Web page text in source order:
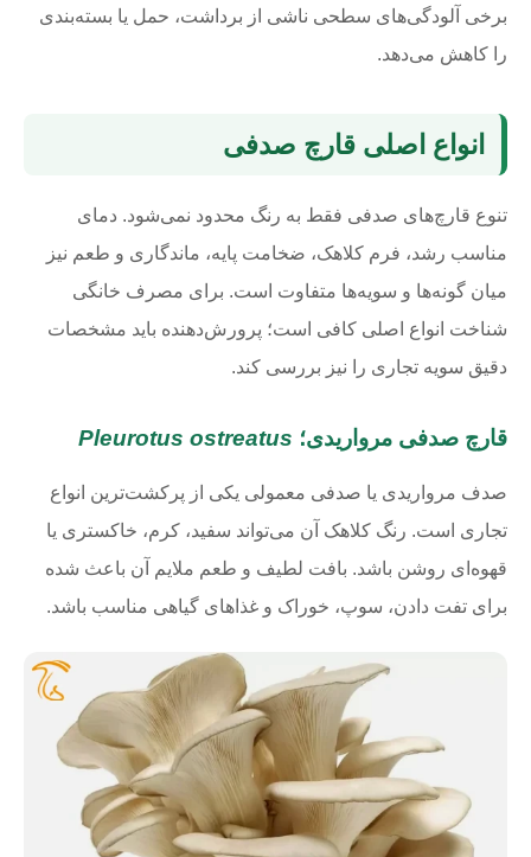
برخی آلودگی‌های سطحی ناشی از برداشت، حمل یا بسته‌بندی
را کاهش می‌دهد.
انواع اصلی قارچ صدفی
تنوع قارچ‌های صدفی فقط به رنگ محدود نمی‌شود. دمای
مناسب رشد، فرم کلاهک، ضخامت پایه، ماندگاری و طعم نیز
میان گونه‌ها و سویه‌ها متفاوت است. برای مصرف خانگی
شناخت انواع اصلی کافی است؛ پرورش‌دهنده باید مشخصات
دقیق سویه تجاری را نیز بررسی کند.
قارچ صدفی مرواریدی؛ Pleurotus ostreatus
صدف مرواریدی یا صدفی معمولی یکی از پرکشت‌ترین انواع
تجاری است. رنگ کلاهک آن می‌تواند سفید، کرم، خاکستری یا
قهوه‌ای روشن باشد. بافت لطیف و طعم ملایم آن باعث شده
برای تفت دادن، سوپ، خوراک و غذاهای گیاهی مناسب باشد.